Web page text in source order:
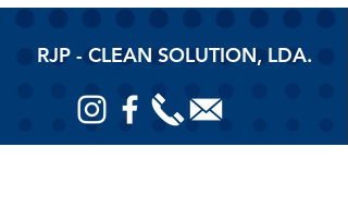
RJP - CLEAN SOLUTION, LDA.